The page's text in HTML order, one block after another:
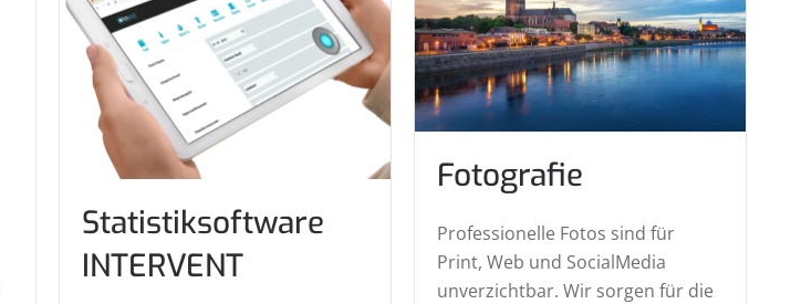
Statistiksoftware
INTERVENT
Fotografie
Professionelle Fotos sind für
Print, Web und SocialMedia
unverzichtbar. Wir sorgen für die